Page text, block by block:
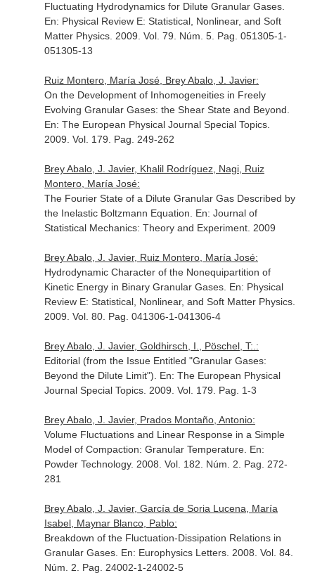
Fluctuating Hydrodynamics for Dilute Granular Gases.
En: Physical Review E: Statistical, Nonlinear, and Soft
Matter Physics. 2009. Vol. 79. Núm. 5. Pag. 051305-1-
051305-13
Ruiz Montero, María José, Brey Abalo, J. Javier:
On the Development of Inhomogeneities in Freely
Evolving Granular Gases: the Shear State and Beyond.
En: The European Physical Journal Special Topics.
2009. Vol. 179. Pag. 249-262
Brey Abalo, J. Javier, Khalil Rodríguez, Nagi, Ruiz
Montero, María José:
The Fourier State of a Dilute Granular Gas Described by
the Inelastic Boltzmann Equation. En: Journal of
Statistical Mechanics: Theory and Experiment. 2009
Brey Abalo, J. Javier, Ruiz Montero, María José:
Hydrodynamic Character of the Nonequipartition of
Kinetic Energy in Binary Granular Gases. En: Physical
Review E: Statistical, Nonlinear, and Soft Matter Physics.
2009. Vol. 80. Pag. 041306-1-041306-4
Brey Abalo, J. Javier, Goldhirsch, I., Pöschel, T:.:
Editorial (from the Issue Entitled "Granular Gases:
Beyond the Dilute Limit"). En: The European Physical
Journal Special Topics. 2009. Vol. 179. Pag. 1-3
Brey Abalo, J. Javier, Prados Montaño, Antonio:
Volume Fluctuations and Linear Response in a Simple
Model of Compaction: Granular Temperature. En:
Powder Technology. 2008. Vol. 182. Núm. 2. Pag. 272-
281
Brey Abalo, J. Javier, García de Soria Lucena, María
Isabel, Maynar Blanco, Pablo:
Breakdown of the Fluctuation-Dissipation Relations in
Granular Gases. En: Europhysics Letters. 2008. Vol. 84.
Núm. 2. Pag. 24002-1-24002-5